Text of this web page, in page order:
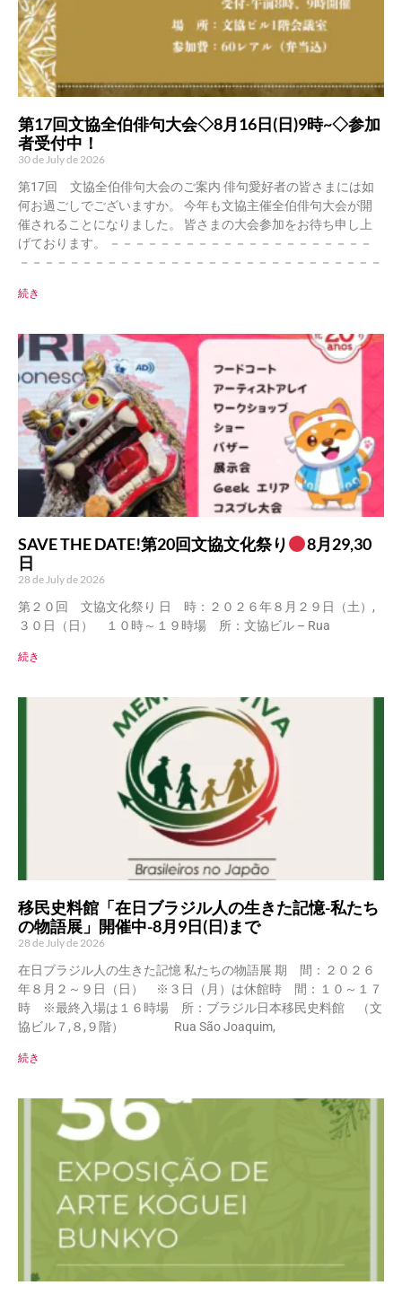
第17回文協全伯俳句大会◇8月16日(日)9時~◇参加
者受付中！
30 de July de 2026
第17回 文協全伯俳句大会のご案内 俳句愛好者の皆さまには如
何お過ごしでございますか。 今年も文協主催全伯俳句大会が開
催されることになりました。 皆さまの大会参加をお待ち申し上
げております。 －－－－－－－－－－－－－－－－－－－－－
－－－－－－－－－－－－－－－－－－－－－－－－－－－－－
続き
SAVE THE DATE!第20回文協文化祭り
8月29,30
日
28 de July de 2026
第２０回 文協文化祭り 日 時：２０２６年８月２９日（土）,
３０日（日） １０時～１９時場 所：文協ビル – Rua
続き
移民史料館「在日ブラジル人の生きた記憶-私たち
の物語展」開催中-8月9日(日)まで
28 de July de 2026
在日ブラジル人の生きた記憶 私たちの物語展 期 間：２０２６
年８月２～９日（日） ※３日（月）は休館時 間：１０～１７
時 ※最終入場は１６時場 所：ブラジル日本移民史料館 （文
協ビル７,８,９階） Rua São Joaquim,
続き